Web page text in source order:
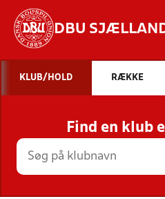
DBU
STILLINGER,
KLUB/HOLD RÆKKE
Find en klub